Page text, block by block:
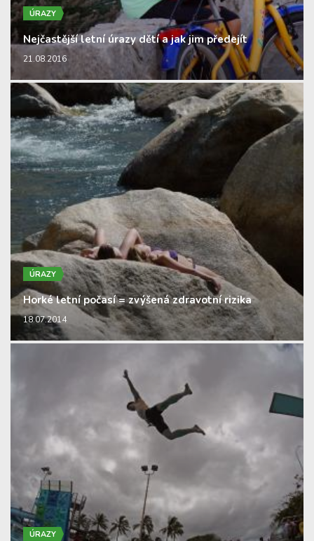
ÚRAZY
Nejčastější letní úrazy dětí a jak jim předejít
21.08.2016
ÚRAZY
Horké letní počasí = zvýšená zdravotní rizika
18.07.2014
ÚRAZY